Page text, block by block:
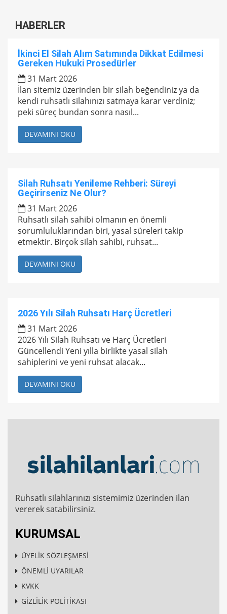
HABERLER
İkinci El Silah Alım Satımında Dikkat Edilmesi
Gereken Hukuki Prosedürler
31 Mart 2026
İlan sitemiz üzerinden bir silah beğendiniz ya da
kendi ruhsatlı silahınızı satmaya karar verdiniz;
peki süreç bundan sonra nasıl...
DEVAMINI OKU
Silah Ruhsatı Yenileme Rehberi: Süreyi
Geçirirseniz Ne Olur?
31 Mart 2026
Ruhsatlı silah sahibi olmanın en önemli
sorumluluklarından biri, yasal süreleri takip
etmektir. Birçok silah sahibi, ruhsat...
DEVAMINI OKU
2026 Yılı Silah Ruhsatı Harç Ücretleri
31 Mart 2026
2026 Yılı Silah Ruhsatı ve Harç Ücretleri
Güncellendi Yeni yılla birlikte yasal silah
sahiplerini ve yeni ruhsat alacak...
DEVAMINI OKU
Ruhsatlı silahlarınızı sistemimiz üzerinden ilan
vererek satabilirsiniz.
KURUMSAL
ÜYELİK SÖZLEŞMESİ
ÖNEMLİ UYARILAR
KVKK
GİZLİLİK POLİTİKASI